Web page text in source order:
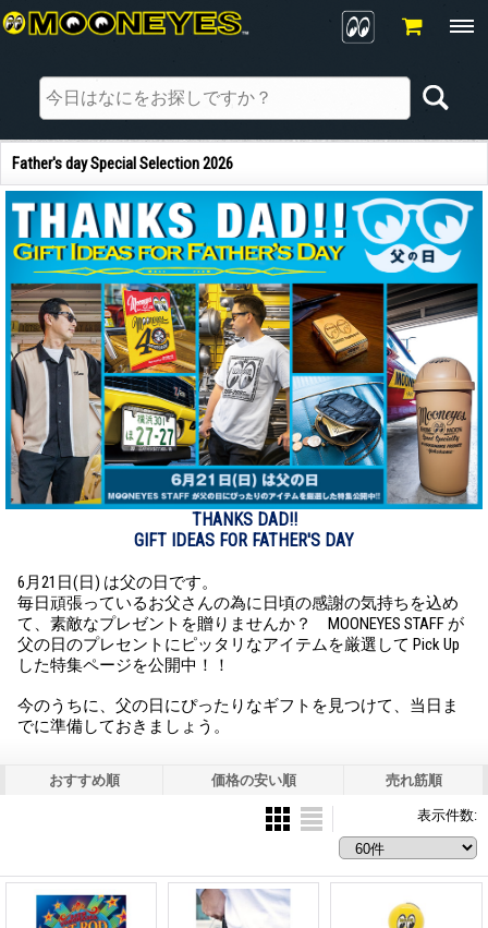
Father's day Special Selection 2026
THANKS DAD!!
GIFT IDEAS FOR FATHER'S DAY
6月21日(日) は父の日です。
毎日頑張っているお父さんの為に日頃の感謝の気持ちを込め
て、素敵なプレゼントを贈りませんか？ MOONEYES STAFF が
父の日のプレセントにピッタリなアイテムを厳選して Pick Up
した特集ページを公開中！！
今のうちに、父の日にぴったりなギフトを見つけて、当日ま
でに準備しておきましょう。
おすすめ順 価格の安い順 売れ筋順
表示件数: